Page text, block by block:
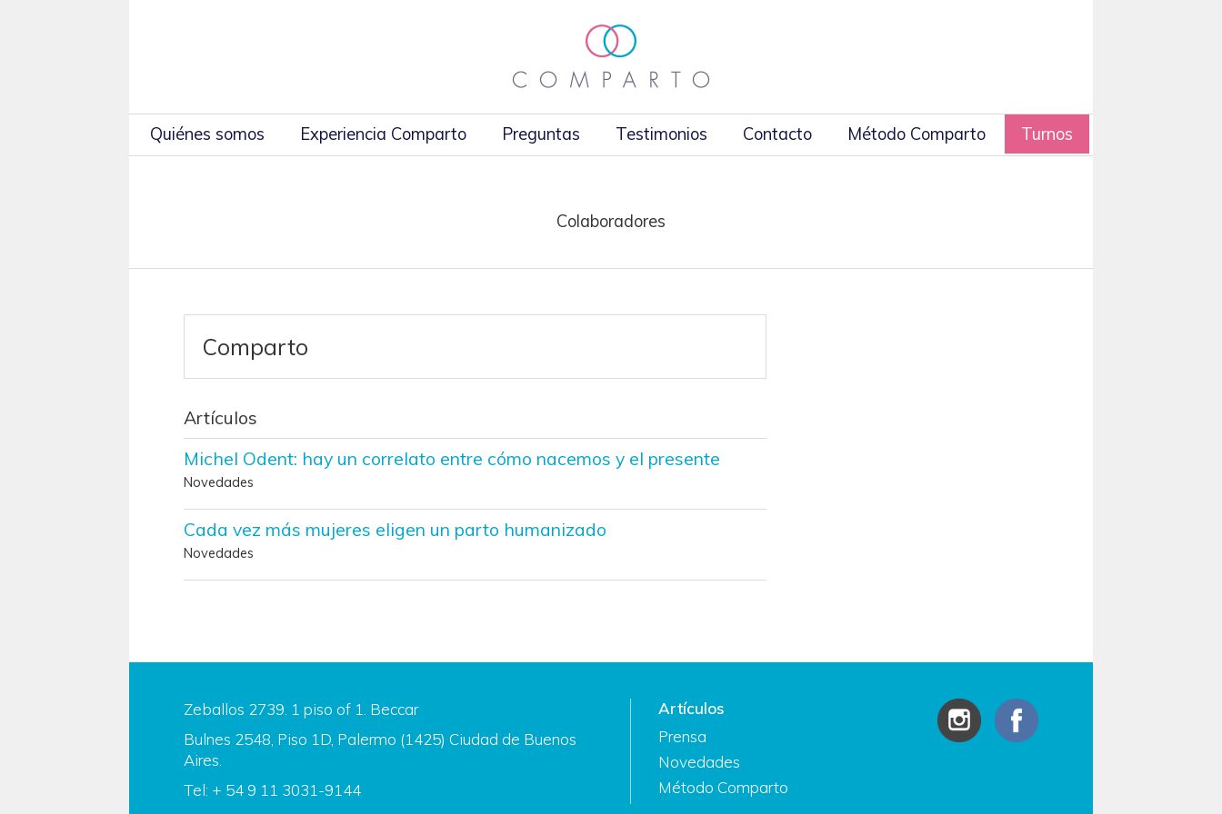
Quiénes somos Experiencia Comparto Preguntas Testimonios Contacto Método Comparto Turnos
Colaboradores
Comparto
Artículos
Michel Odent: hay un correlato entre cómo nacemos y el presente
Novedades
Cada vez más mujeres eligen un parto humanizado
Novedades
Zeballos 2739. 1 piso of 1. Beccar
Bulnes 2548, Piso 1D, Palermo (1425) Ciudad de Buenos
Aires.
Tel: + 54 9 11 3031-9144
Artículos
Prensa
Novedades
Método Comparto